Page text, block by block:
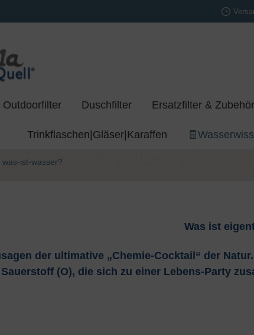
Outdoorfilter Duschfilter Ersatzfilter & Zubehör
Trinkflaschen|Gläser|Karaffen
was-ist-wasser?
Was ist
der ultimative „Chemie-Cocktail“ der
(O), die sich zu einer Lebens-Party